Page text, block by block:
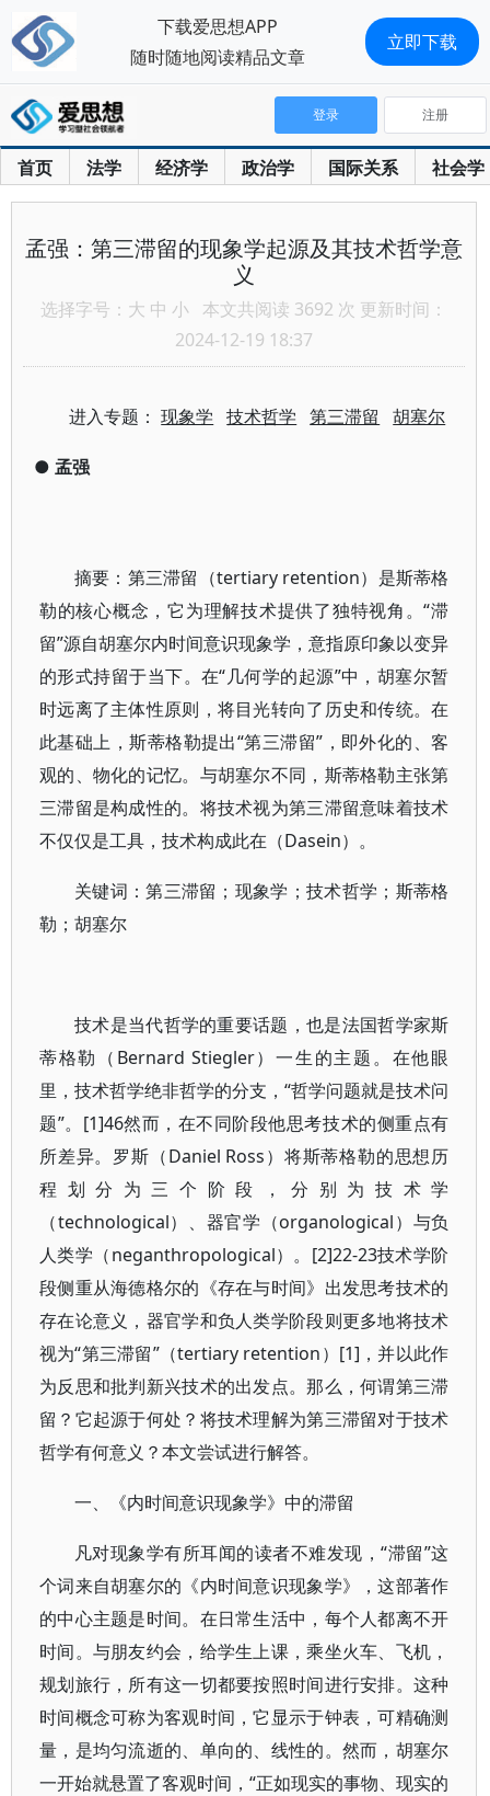
首页 法学 经济学 政治学 国际关系 社会学
登录 注册
孟强：第三滞留的现象学起源及其技术哲学意
义
选择字号： 大 中 小 本文共阅读 3692 次 更新时间：
2024-12-19 18:37
进入专题：现象学 技术哲学 第三滞留 胡塞尔
● 孟强
摘要：第三滞留（tertiary retention）是斯蒂格
勒的核心概念，它为理解技术提供了独特视角。“滞
留”源自胡塞尔内时间意识现象学，意指原印象以变异
的形式持留于当下。在“几何学的起源”中，胡塞尔暂
时远离了主体性原则，将目光转向了历史和传统。在
此基础上，斯蒂格勒提出“第三滞留”，即外化的、客
观的、物化的记忆。与胡塞尔不同，斯蒂格勒主张第
三滞留是构成性的。将技术视为第三滞留意味着技术
不仅仅是工具，技术构成此在（Dasein）。
关键词：第三滞留；现象学；技术哲学；斯蒂格
勒；胡塞尔
技术是当代哲学的重要话题，也是法国哲学家斯
蒂格勒（Bernard Stiegler）一生的主题。在他眼
里，技术哲学绝非哲学的分支，“哲学问题就是技术问
题”。[1]46然而，在不同阶段他思考技术的侧重点有
所差异。罗斯（Daniel Ross）将斯蒂格勒的思想历
程划分为三个阶段，分别为技术学
（technological）、器官学（organological）与负
人类学（neganthropological）。[2]22-23技术学阶
段侧重从海德格尔的《存在与时间》出发思考技术的
存在论意义，器官学和负人类学阶段则更多地将技术
视为“第三滞留”（tertiary retention）[1]，并以此作
为反思和批判新兴技术的出发点。那么，何谓第三滞
留？它起源于何处？将技术理解为第三滞留对于技术
哲学有何意义？本文尝试进行解答。
一、《内时间意识现象学》中的滞留
凡对现象学有所耳闻的读者不难发现，“滞留”这
个词来自胡塞尔的《内时间意识现象学》，这部著作
的中心主题是时间。在日常生活中，每个人都离不开
时间。与朋友约会，给学生上课，乘坐火车、飞机，
规划旅行，所有这一切都要按照时间进行安排。这种
时间概念可称为客观时间，它显示于钟表，可精确测
量，是均匀流逝的、单向的、线性的。然而，胡塞尔
一开始就悬置了客观时间，“正如现实的事物、现实的
下载爱思想APP
随时随地阅读精品文章
立即下载